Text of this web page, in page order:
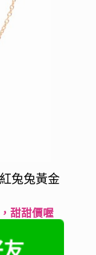
兔兔黃金
甜甜價喔